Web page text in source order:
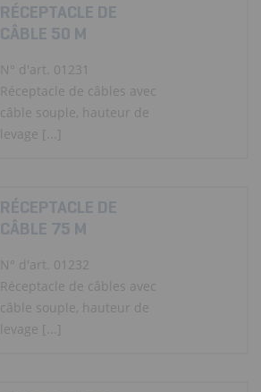
RÉCEPTACLE DE
CÂBLE 50 M
N° d'art. 01231
Réceptacle de câbles avec
câble souple, hauteur de
levage [...]
RÉCEPTACLE DE
CÂBLE 75 M
N° d'art. 01232
Réceptacle de câbles avec
câble souple, hauteur de
levage [...]